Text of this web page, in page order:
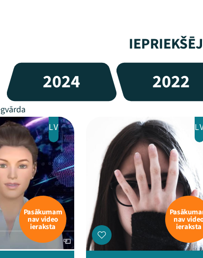
2024 2022
LV
Pasākumam
nav video
ieraksta
nav
ieraksta